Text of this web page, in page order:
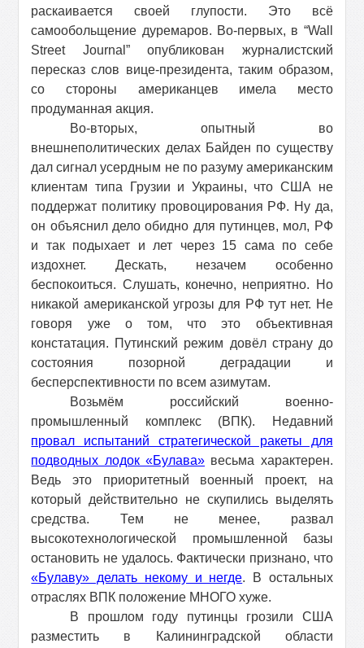
раскаивается своей глупости. Это всё
самообольщение дуремаров. Во-первых, в “Wall
Street Journal ” опубликован журналистский
пересказ слов вице-президента, таким образом,
со стороны американцев имела место
продуманная акция.
Во-вторых, опытный во
внешнеполитических делах Байден по существу
дал сигнал усердным не по разуму американским
клиентам типа Грузии и Украины, что США не
поддержат политику провоцирования РФ. Ну да,
он объяснил дело обидно для путинцев, мол, РФ
и так подыхает и лет через 15 сама по себе
издохнет. Дескать, незачем особенно
беспокоиться. Слушать, конечно, неприятно. Но
никакой американской угрозы для РФ тут нет. Не
говоря уже о том, что это объективная
констатация. Путинский режим довёл страну до
состояния позорной деградации и
бесперспективности по всем азимутам.
Возьмём российский военно-
промышленный комплекс (ВПК). Недавний
провал испытаний стратегической ракеты для
подводных лодок «Булава» весьма характерен.
Ведь это приоритетный военный проект, на
который действительно не скупились выделять
средства. Тем не менее, развал
высокотехнологической промышленной базы
остановить не удалось. Фактически признано, что
«Булаву» делать некому и негде. В остальных
отраслях ВПК положение МНОГО хуже.
В прошлом году путинцы грозили США
разместить в Калининградской области